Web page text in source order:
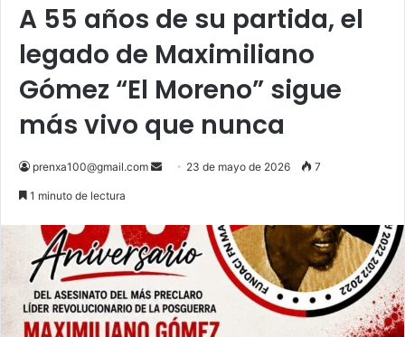
A 55 años de su partida, el
legado de Maximiliano
Gómez “El Moreno” sigue
más vivo que nunca
prenxa100@gmail.com
Send 23 de mayo de 2026 7
1 minuto de lectura